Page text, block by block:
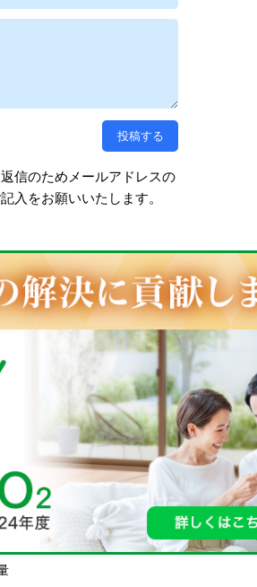
信のためメールアドレスの
入をお願いいたします。